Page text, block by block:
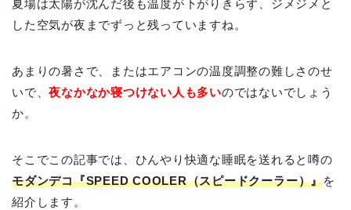
夏場は太陽が沈んだ後も温度が下がりきらず、ジメジメと
した空気が夜までずっと残っていますね。
あまりの暑さで、またはエアコンの温度調整の難しさのせ
いで、夜なかなか寝つけない人も多いのではないでしょう
か。
そこでこの記事では、ひんやり快適な睡眠を送れると噂の
モダンデコ『SPEED COOLER（スピードクーラー）』を
紹介します。